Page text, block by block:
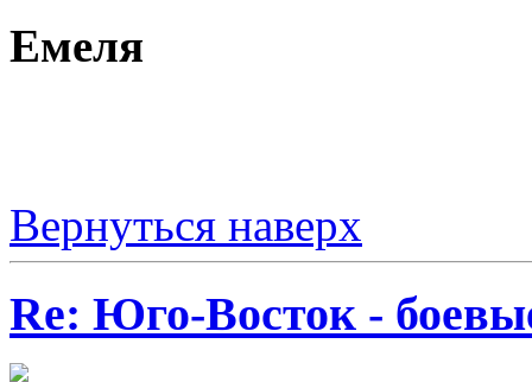
Емеля
Вернуться наверх
Re: Юго-Восток -